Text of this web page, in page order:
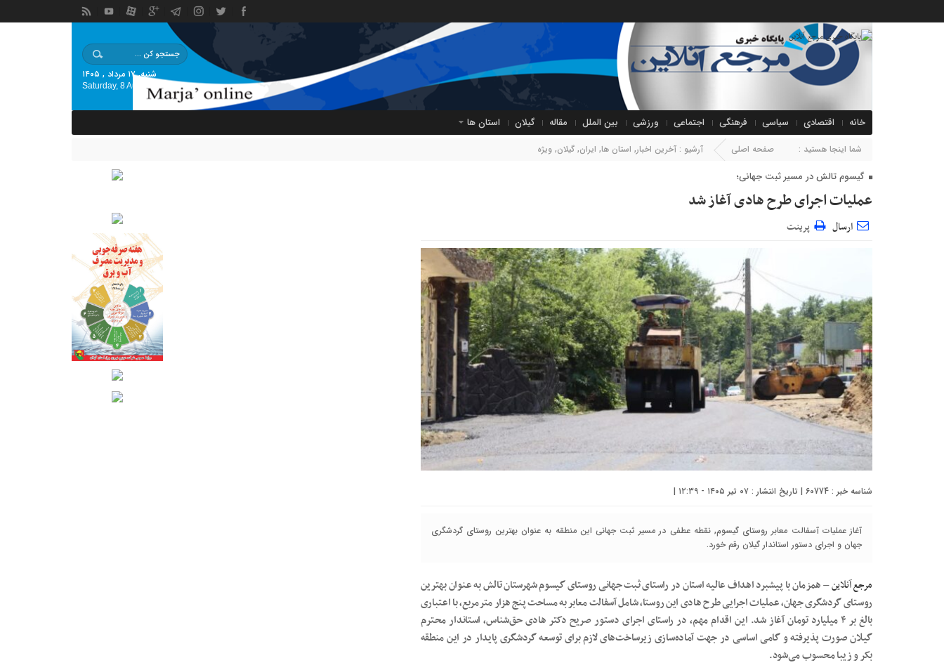
شنبه, ۱۷ مرداد , ۱۴۰۵
Saturday, 8 August , 2026
خانه اقتصادی سیاسی فرهنگی اجتماعی ورزشی بین الملل مقاله گیلان استان ها
شما اینجا هستید : صفحه اصلی آرشیو : آخرین اخبار, استان ها, ایران, گیلان, ویژه
گیسوم تالش در مسیر ثبت جهانی؛
عملیات اجرای طرح هادی آغاز شد
ارسال پرینت
شناسه خبر : 60774 | تاریخ انتشار : ۰۷ تیر ۱۴۰۵ - ۱۲:۳۹ |
آغاز عملیات آسفالت معابر روستای گیسوم, نقطه عطفی در مسیر ثبت جهانی این منطقه به عنوان بهترین روستای گردشگری
جهان و اجرای دستور استاندار گیلان رقم خورد.
مرجع آنلاین– همزمان با پیشبرد اهداف عالیه استان در راستای ثبت جهانی روستای گیسوم شهرستان تالش به عنوان بهترین
روستای گردشگری جهان، عملیات اجرایی طرح هادی این روستا، شامل آسفالت معابر به مساحت پنج هزار مترمربع، با اعتباری
بالغ بر ۴ میلیارد تومان آغاز شد. این اقدام مهم، در راستای اجرای دستور صریح دکتر هادی حق‌شناس، استاندار محترم
گیلان صورت پذیرفته و گامی اساسی در جهت آماده‌سازی زیرساخت‌های لازم برای توسعه گردشگری پایدار در این منطقه
بکر و زیبا محسوب می‌شود.